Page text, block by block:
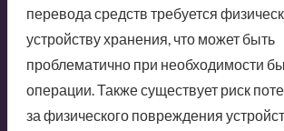
перевода средств требуется
устройству хранения, что может быть
проблематично при необходимости
операции. Также существует риск
за физического повреждения